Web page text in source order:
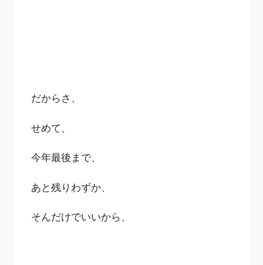
だからさ、
せめて、
今年最後まで、
あと残りわずか、
そんだけでいいから、